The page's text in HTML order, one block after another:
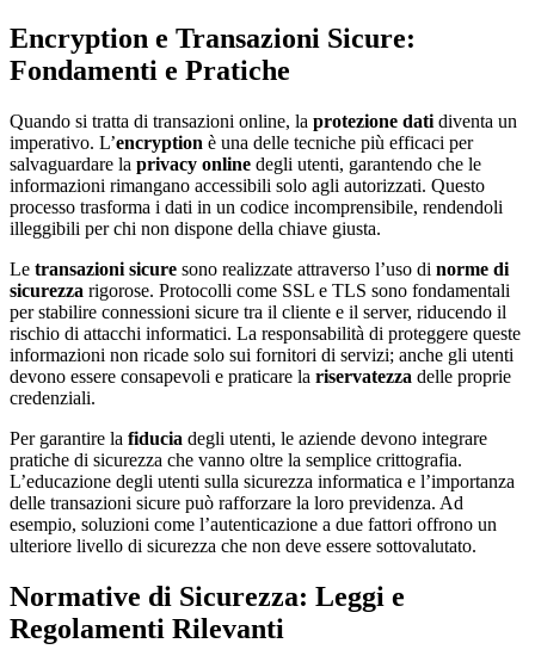
Encryption e Transazioni Sicure:
Fondamenti e Pratiche
Quando si tratta di transazioni online, la protezione dati diventa un
imperativo. L’encryption è una delle tecniche più efficaci per
salvaguardare la privacy online degli utenti, garantendo che le
informazioni rimangano accessibili solo agli autorizzati. Questo
processo trasforma i dati in un codice incomprensibile, rendendoli
illeggibili per chi non dispone della chiave giusta.
Le transazioni sicure sono realizzate attraverso l’uso di norme di
sicurezza rigorose. Protocolli come SSL e TLS sono fondamentali
per stabilire connessioni sicure tra il cliente e il server, riducendo il
rischio di attacchi informatici. La responsabilità di proteggere queste
informazioni non ricade solo sui fornitori di servizi; anche gli utenti
devono essere consapevoli e praticare la riservatezza delle proprie
credenziali.
Per garantire la fiducia degli utenti, le aziende devono integrare
pratiche di sicurezza che vanno oltre la semplice crittografia.
L’educazione degli utenti sulla sicurezza informatica e l’importanza
delle transazioni sicure può rafforzare la loro previdenza. Ad
esempio, soluzioni come l’autenticazione a due fattori offrono un
ulteriore livello di sicurezza che non deve essere sottovalutato.
Normative di Sicurezza: Leggi e
Regolamenti Rilevanti